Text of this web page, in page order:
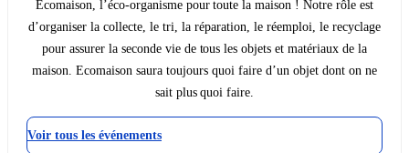
Ecomaison, l’éco-organisme pour toute la maison ! Notre rôle est
d’organiser la collecte, le tri, la réparation, le réemploi, le recyclage
pour assurer la seconde vie de tous les objets et matériaux de la
maison. Ecomaison saura toujours quoi faire d’un objet dont on ne
sait plus quoi faire.
Voir tous les événements